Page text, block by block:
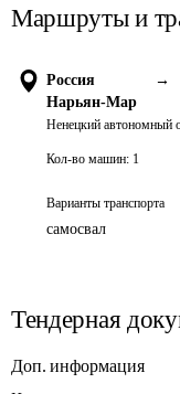
Маршруты и
Россия
→
Нарьян-Мар
Ненецкий автономный
Кол-во машин: 1
Варианты транспорта
самосвал
Тендерная
Доп. информация